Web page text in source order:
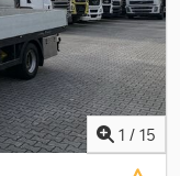
1 / 15